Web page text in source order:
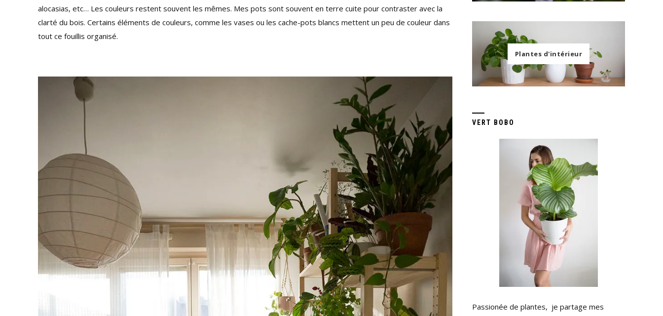
alocasias, etc… Les couleurs restent souvent les mêmes. Mes pots sont souvent en terre cuite pour contraster avec la
clarté du bois. Certains éléments de couleurs, comme les vases ou les cache-pots blancs mettent un peu de couleur dans
tout ce fouillis organisé.
Plantes d'intérieur
VERT BOBO
Passionée de plantes, je partage mes